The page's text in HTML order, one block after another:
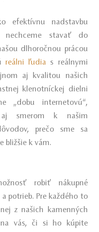
efektívnu nadstavbu
nechceme stavať do
dlhoročnou prácou
reálni ľudia s reálnymi
aj kvalitou našich
klenotníckej dielni
„dobu internetovú“,
aj smerom k našim
prečo sme sa
bližšie k vám.
robiť nákupné
potrieb. Pre každého to
z našich kamenných
na vás, či si ho kúpite